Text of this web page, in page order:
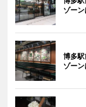
ゾー
博多
ゾー